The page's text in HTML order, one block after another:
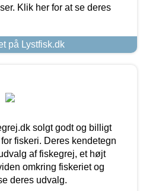
Klik her for at se deres
på Lystfisk.dk
solgt godt og billigt
fiskeri. Deres kendetegn
af fiskegrej, et højt
omkring fiskeriet og
deres udvalg.